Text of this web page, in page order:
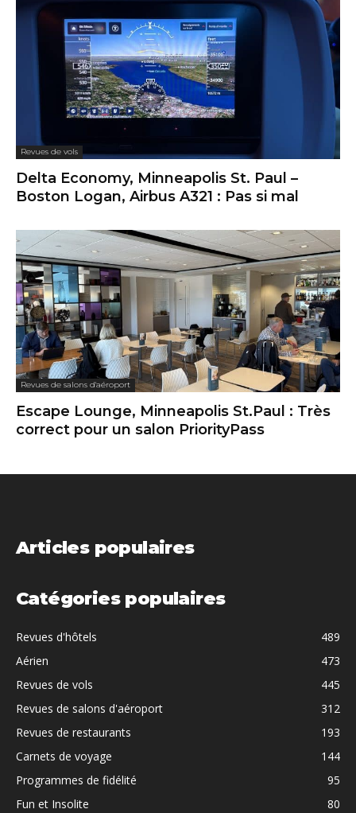
Revues de vols
Delta Economy, Minneapolis St. Paul –
Boston Logan, Airbus A321 : Pas si mal
Revues de salons d'aéroport
Escape Lounge, Minneapolis St.Paul : Très
correct pour un salon PriorityPass
Articles populaires
Catégories populaires
Revues d'hôtels
489
Aérien
473
Revues de vols
445
Revues de salons d'aéroport
312
Revues de restaurants
193
Carnets de voyage
144
Programmes de fidélité
95
Fun et Insolite
80